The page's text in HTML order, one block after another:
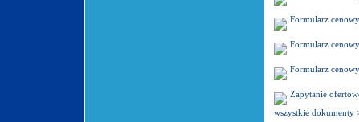
Formularz
Formularz
Formularz
Zapytanie
wszystkie dokumenty